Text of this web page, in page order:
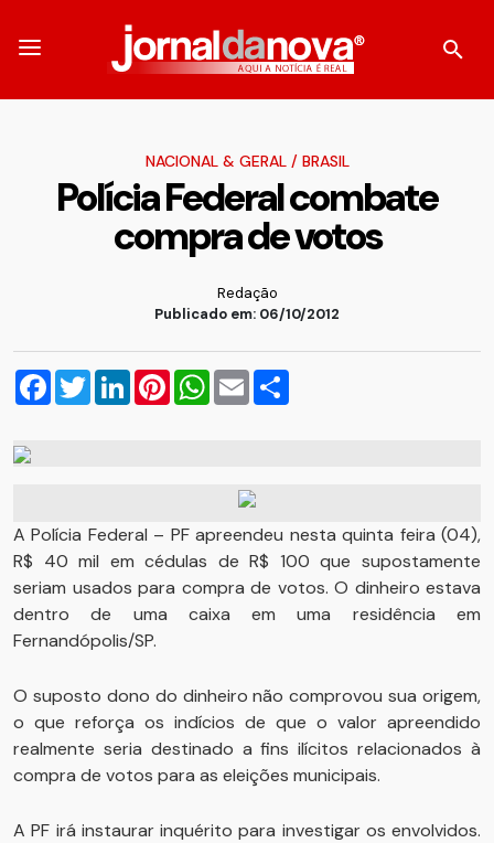
NACIONAL & GERAL/ BRASIL
Polícia Federal combate
compra de votos
Redação
Publicado em: 06/10/2012
Facebook
TwitterLinkedInPinterestWhatsApp
Email
A Polícia Federal – PF apreendeu nesta quinta feira (04),
R$ 40 mil em cédulas de R$ 100 que supostamente
seriam usados para compra de votos. O dinheiro estava
dentro de uma caixa em uma residência em
Fernandópolis/SP.
O suposto dono do dinheiro não comprovou sua origem,
o que reforça os indícios de que o valor apreendido
realmente seria destinado a fins ilícitos relacionados à
compra de votos para as eleições municipais.
A PF irá instaurar inquérito para investigar os envolvidos.